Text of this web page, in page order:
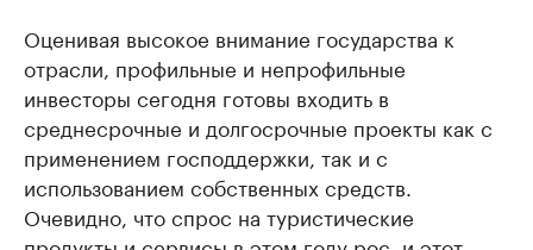
Оценивая высокое внимание государства к
отрасли, профильные и непрофильные
инвесторы сегодня готовы входить в
среднесрочные и долгосрочные проекты как с
применением господдержки, так и с
использованием собственных средств.
Очевидно, что спрос на туристические